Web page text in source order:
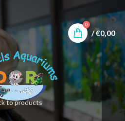
0
/€0,00
to products